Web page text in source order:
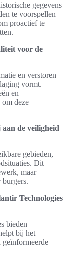
gegevens
te voorspellen
proactief te
voor de
en verstoren
vormt.
en
deze
aan de veiligheid
gebieden,
Dit
maar
burgers.
Technologies
bieden
bij het
geïnformeerde